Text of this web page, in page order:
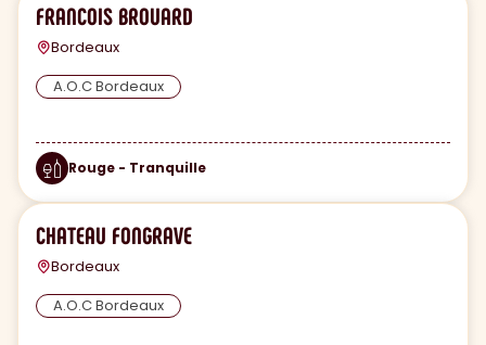
FRANCOIS BROUARD
Bordeaux
A.O.C Bordeaux
Rouge - Tranquille
CHATEAU FONGRAVE
Bordeaux
A.O.C Bordeaux